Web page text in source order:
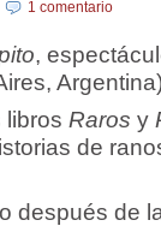
1 comentario
,
libros Raros y
de
después de